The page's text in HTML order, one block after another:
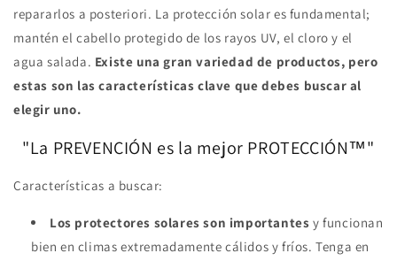
repararlos a posteriori. La protección solar es fundamental;
mantén el cabello protegido de los rayos UV, el cloro y el
agua salada. Existe una gran variedad de productos, pero
estas son las características clave que debes buscar al
elegir uno.
"La PREVENCIÓN es la mejor PROTECCIÓN™"
Características a buscar:
Los protectores solares son importantes y funcionan
bien en climas extremadamente cálidos y fríos. Tenga en